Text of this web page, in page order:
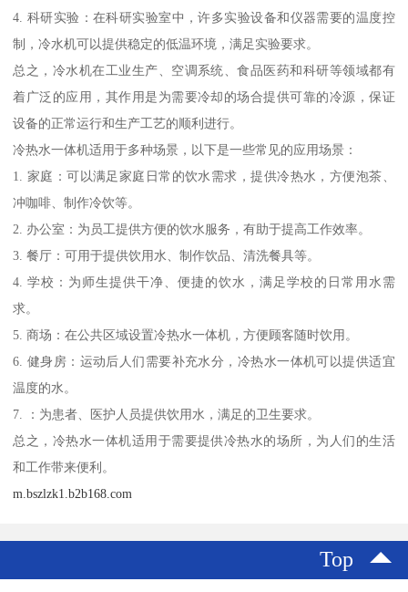
4. 科研实验：在科研实验室中，许多实验设备和仪器需要的温度控
制，冷水机可以提供稳定的低温环境，满足实验要求。
总之，冷水机在工业生产、空调系统、食品医药和科研等领域都有
着广泛的应用，其作用是为需要冷却的场合提供可靠的冷源，保证
设备的正常运行和生产工艺的顺利进行。
冷热水一体机适用于多种场景，以下是一些常见的应用场景：
1. 家庭：可以满足家庭日常的饮水需求，提供冷热水，方便泡茶、
冲咖啡、制作冷饮等。
2. 办公室：为员工提供方便的饮水服务，有助于提高工作效率。
3. 餐厅：可用于提供饮用水、制作饮品、清洗餐具等。
4. 学校：为师生提供干净、便捷的饮水，满足学校的日常用水需
求。
5. 商场：在公共区域设置冷热水一体机，方便顾客随时饮用。
6. 健身房：运动后人们需要补充水分，冷热水一体机可以提供适宜
温度的水。
7. ：为患者、医护人员提供饮用水，满足的卫生要求。
总之，冷热水一体机适用于需要提供冷热水的场所，为人们的生活
和工作带来便利。
m.bszlzk1.b2b168.com
Top